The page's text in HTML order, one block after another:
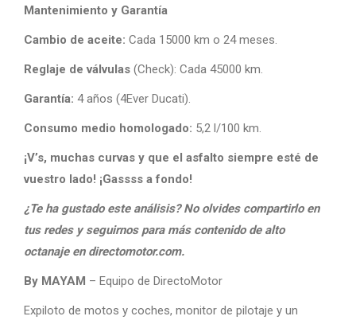
Mantenimiento y Garantía
Cambio de aceite: Cada 15000 km o 24 meses.
Reglaje de válvulas (Check): Cada 45000 km.
Garantía: 4 años (4Ever Ducati).
Consumo medio homologado: 5,2 l/100 km.
¡V’s, muchas curvas y que el asfalto siempre esté de
vuestro lado! ¡Gassss a fondo!
¿Te ha gustado este análisis? No olvides compartirlo en
tus redes y seguirnos para más contenido de alto
octanaje en directomotor.com.
By MAYAM – Equipo de DirectoMotor
Expiloto de motos y coches, monitor de pilotaje y un